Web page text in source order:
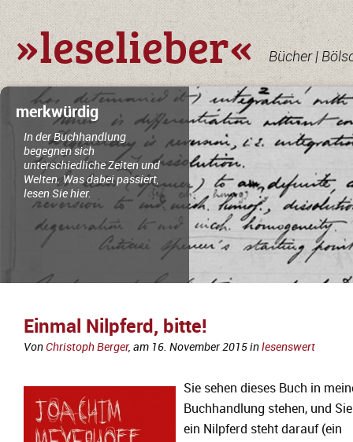
»leselieber« Bücher |
merkwürdig
In der Buchhandlung
begegnen sich
unterschiedliche Zeiten und
Welten. Was dabei passiert,
lesen Sie hier.
Einmal Nilpferd, bitte!
VonChristoph Berger, am 16. November 2015inlesenswert
Sie sehen dieses Buch in
Buchhandlung stehen, und
ein Nilpferd steht darauf (ein